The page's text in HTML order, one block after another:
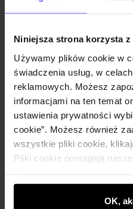
Niniejsza strona korzysta
Używamy plików cookie w
świadczenia usług, w
reklamowych. Możesz
informacjami na ten temat
ustawienia prywatności
cookie”. Możesz również
wszystkie pliki cookie,
Pliki cookie pomagają
wyświetlać im dopasowane
rekomendacje oraz
OK,
Szczegóły
Skład i wymiary
Opinie